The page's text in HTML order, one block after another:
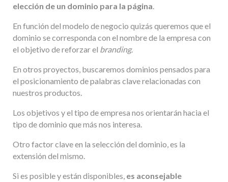
elección de un dominio para la página.
En función del modelo de negocio quizás queremos que el
dominio se corresponda con el nombre de la empresa con
el objetivo de reforzar el branding.
En otros proyectos, buscaremos dominios pensados para
el posicionamiento de palabras clave relacionadas con
nuestros productos.
Los objetivos y el tipo de empresa nos orientarán hacia el
tipo de dominio que más nos interesa.
Otro factor clave en la selección del dominio, es la
extensión del mismo.
Si es posible y están disponibles, es aconsejable